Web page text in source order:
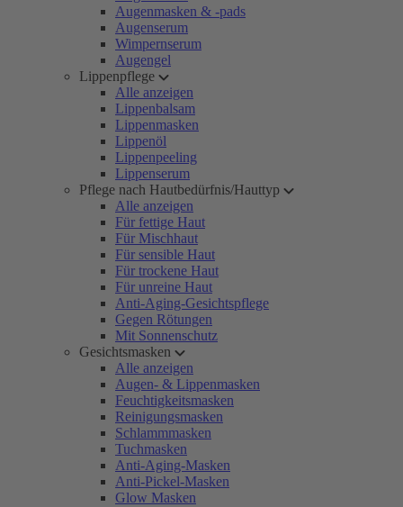
Augenmasken & -pads
Augenserum
Wimpernserum
Augengel
Lippenpflege
Alle anzeigen
Lippenbalsam
Lippenmasken
Lippenöl
Lippenpeeling
Lippenserum
Pflege nach Hautbedürfnis/Hauttyp
Alle anzeigen
Für fettige Haut
Für Mischhaut
Für sensible Haut
Für trockene Haut
Für unreine Haut
Anti-Aging-Gesichtspflege
Gegen Rötungen
Mit Sonnenschutz
Gesichtsmasken
Alle anzeigen
Augen- & Lippenmasken
Feuchtigkeitsmasken
Reinigungsmasken
Schlammmasken
Tuchmasken
Anti-Aging-Masken
Anti-Pickel-Masken
Glow Masken